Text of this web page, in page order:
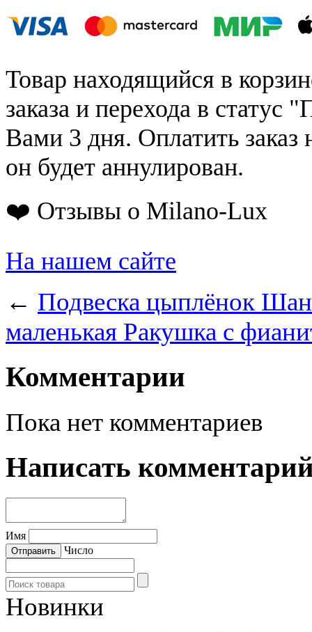
Товар находящийся в
заказа и перехода в статус
Вами 3 дня. Оплатить заказ
он будет аннулирован.
❤️ Отзывы о Milano-Lux
На нашем сайте
← Подвеска цыплёнок
маленькая Ракушка с
Комментарии
Пока нет комментариев
Написать
Имя
Число
Новинки